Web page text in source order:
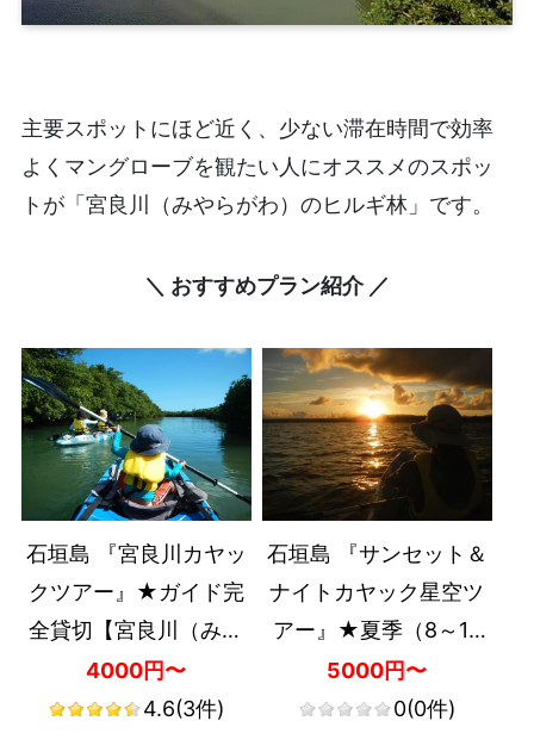
主要スポットにほど近く、少ない滞在時間で効率
よくマングローブを観たい人にオススメのスポッ
トが「宮良川（みやらがわ）のヒルギ林」です。
＼ おすすめプラン紹介 ／
石垣島 『宮良川カヤッ
クツアー』★ガイド完
全貸切【宮良川（みや
ら）開催・約2時間半・
0歳以上・1名可・島内
4000円〜
4.6(3件)
石垣島 『サンセット＆
ナイトカヤック星空ツ
アー』★夏季（8～10
月開催）限定【宮良川
（みやら）開催・約2時
5000円〜
0(0件)